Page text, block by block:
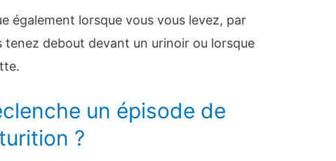
également lorsque vous vous levez, par
tenez debout devant un urinoir ou lorsque
un épisode de
?